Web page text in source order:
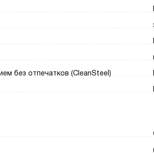
без отпечатков (CleanSteel)